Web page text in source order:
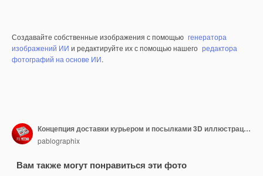
Создавайте собственные изображения с помощью генератора
изображений ИИ и редактируйте их с помощью нашего редактора
фотографий на основе ИИ.
Концепция доставки курьером и посылками 3D иллюстрация
pablographix
Вам также могут понравиться эти фото